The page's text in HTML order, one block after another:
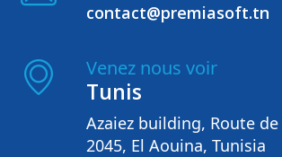
contact@premiasoft.tn
Venez nous voir
Tunis
Azaiez building, Route de
2045, El Aouina, Tunisia